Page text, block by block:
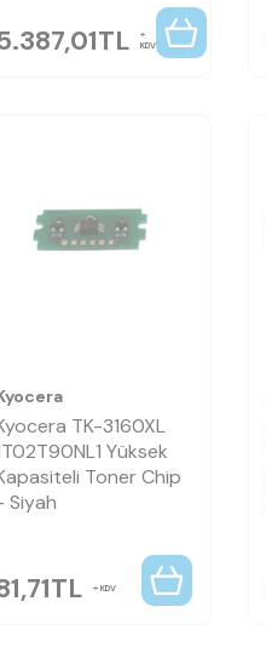
TL KDV
TK-3160XL
Yüksek
Toner Chip
Siyah
TL KDV